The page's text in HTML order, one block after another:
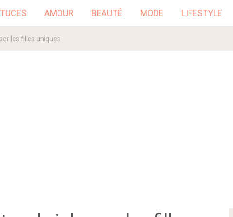
AMOUR BEAUTÉ MODE LIFESTYLE
les filles uniques